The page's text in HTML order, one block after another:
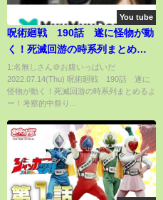
You tube
呪術廻戦 190話 遂に怪物が動
く！死滅回游の時系列まとめる
よー！考察的中祭りで幸せで
す。＃呪術廻戦最新話考察
1:名無しさん＠お腹いっぱいだ
2022.07.14(Thu) 呪術廻戦 190話 遂に
怪物が動く！死滅回游の時系列まとめるよ
ー！考察的中祭り...